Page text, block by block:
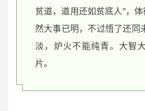
贫道，道用还如贫底人”，体
然大事已明，不过悟了还同
淡，炉火不能纯青。大智
片。